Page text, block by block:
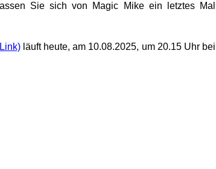
Sie sich von Magic Mike ein letztes Mal
läuft heute, am 10.08.2025, um 20.15 Uhr bei